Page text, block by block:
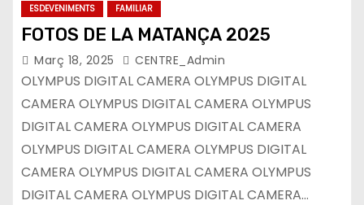
ESDEVENIMENTS FAMILIAR
FOTOS DE LA MATANÇA 2025
Març 18, 2025 CENTRE_Admin
OLYMPUS DIGITAL CAMERA OLYMPUS DIGITAL
CAMERA OLYMPUS DIGITAL CAMERA OLYMPUS
DIGITAL CAMERA OLYMPUS DIGITAL CAMERA
OLYMPUS DIGITAL CAMERA OLYMPUS DIGITAL
CAMERA OLYMPUS DIGITAL CAMERA OLYMPUS
DIGITAL CAMERA OLYMPUS DIGITAL CAMERA…